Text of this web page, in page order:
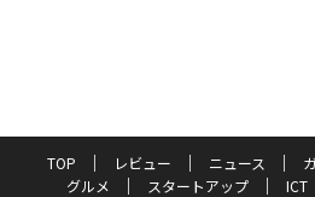
TOP レビュー ニュース
グルメ
スタートアップ ICT